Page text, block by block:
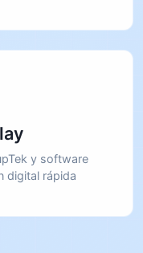
y software
digital rápida